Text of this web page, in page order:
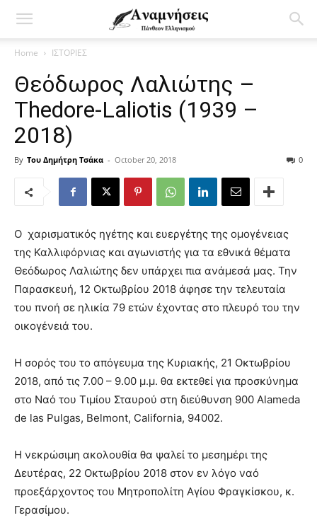
Home ΙΣΤΟΡΙΕΣ
Θεόδωρος Λαλιώτης –
Thedore-Laliotis (1939 –
2018)
By Του Δημήτρη Τσάκα - October 20, 2018 0
Ο χαρισματικός ηγέτης και ευεργέτης της ομογένειας
της Καλλιφόρνιας και αγωνιστής για τα εθνικά θέματα
Θεόδωρος Λαλιώτης δεν υπάρχει πια ανάμεσά μας. Την
Παρασκευή, 12 Οκτωβρίου 2018 άφησε την τελευταία
του πνοή σε ηλικία 79 ετών έχοντας στο πλευρό του την
οικογένειά του.
Η σορός του το απόγευμα της Κυριακής, 21 Οκτωβρίου
2018, από τις 7.00 – 9.00 μ.μ. θα εκτεθεί για προσκύνημα
στο Ναό του Τιμίου Σταυρού στη διεύθυνση 900 Alameda
de las Pulgas, Belmont, California, 94002.
Η νεκρώσιμη ακολουθία θα ψαλεί το μεσημέρι της
Δευτέρας, 22 Οκτωβρίου 2018 στον εν λόγο ναό
προεξάρχοντος του Μητροπολίτη Αγίου Φραγκίσκου, κ.
Γερασίμου.